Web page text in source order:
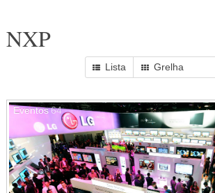
NXP
Lista Grelha
Eventos64